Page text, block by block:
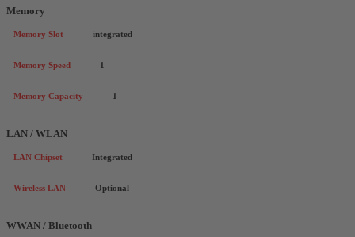
Memory
Memory Slot integrated
Memory Speed 1
Memory Capacity 1
LAN / WLAN
LAN Chipset Integrated
Wireless LAN Optional
WWAN / Bluetooth